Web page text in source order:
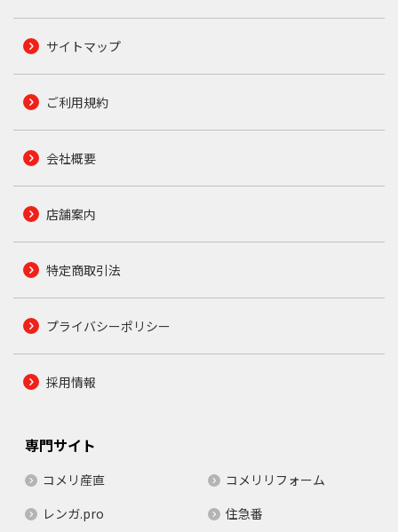
サイトマップ
ご利用規約
会社概要
店舗案内
特定商取引法
プライバシーポリシー
採用情報
専門サイト
コメリ産直
コメリリフォーム
レンガ.pro
住急番